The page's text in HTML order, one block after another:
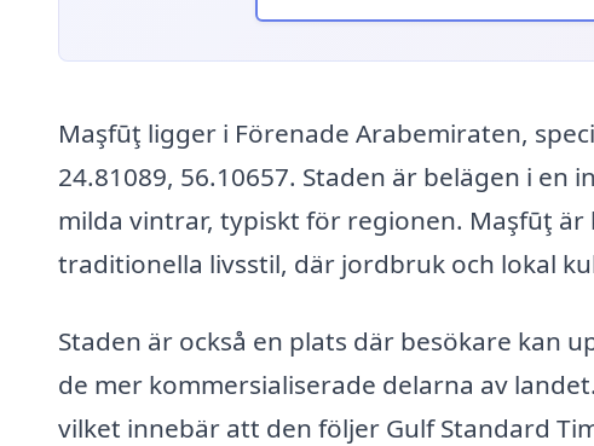
Maşfūţ ligger i Förenade Arabemiraten,
24.81089, 56.10657. Staden är belägen i
milda vintrar, typiskt för regionen. Maşfūţ
traditionella livsstil, där jordbruk och lokal
Staden är också en plats där besökare kan
de mer kommersialiserade delarna av
vilket innebär att den följer Gulf Standard